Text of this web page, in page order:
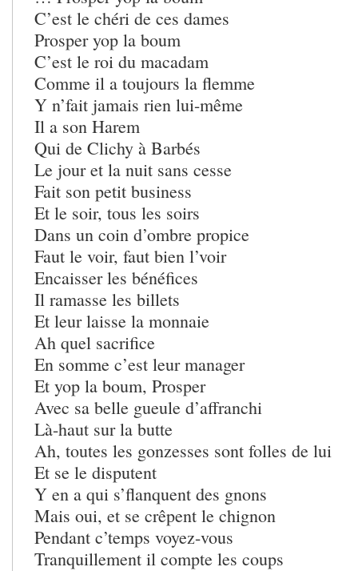
C’est le chéri de ces dames
Prosper yop la boum
C’est le roi du macadam
Comme il a toujours la flemme
Y n’fait jamais rien lui-même
Il a son Harem
Qui de Clichy à Barbés
Le jour et la nuit sans cesse
Fait son petit business
Et le soir, tous les soirs
Dans un coin d’ombre propice
Faut le voir, faut bien l’voir
Encaisser les bénéfices
Il ramasse les billets
Et leur laisse la monnaie
Ah quel sacrifice
En somme c’est leur manager
Et yop la boum, Prosper
Avec sa belle gueule d’affranchi
Là-haut sur la butte
Ah, toutes les gonzesses sont folles de lui
Et se le disputent
Y en a qui s’flanquent des gnons
Mais oui, et se crêpent le chignon
Pendant c’temps voyez-vous
Tranquillement il compte les coups